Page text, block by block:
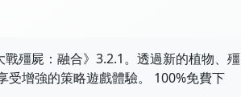
戰殭屍：融合》3.2.1。透過新的植物、殭
受增強的策略遊戲體驗。 100%免費下